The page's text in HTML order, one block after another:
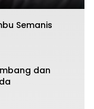
Semanis
dan